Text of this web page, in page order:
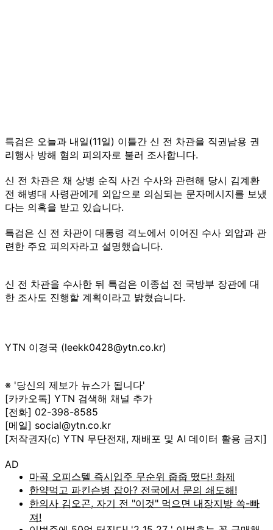
특검은 오늘과 내일(11일) 이틀간 신 전 차관을 직권남용 권
리행사 방해 혐의 피의자로 불러 조사합니다.
신 전 차관은 채 상병 순직 사건 수사와 관련해 당시 김계환
전 해병대 사령관에게 외압으로 의심되는 문자메시지를 보냈
다는 의혹을 받고 있습니다.
특검은 신 전 차관이 대통령 격노에서 이어진 수사 외압과 관
련한 주요 피의자라고 설명했습니다.
신 전 차관을 수사한 뒤 특검은 이종섭 전 국방부 장관에 대
한 조사도 진행할 계획이라고 밝혔습니다.
YTN 이경국 (leekk0428@ytn.co.kr)
※ '당신의 제보가 뉴스가 됩니다'
[카카오톡] YTN 검색해 채널 추가
[전화] 02-398-8585
[메일] social@ytn.co.kr
[저작권자(c) YTN 무단전재, 재배포 및 AI 데이터 활용 금지]
AD